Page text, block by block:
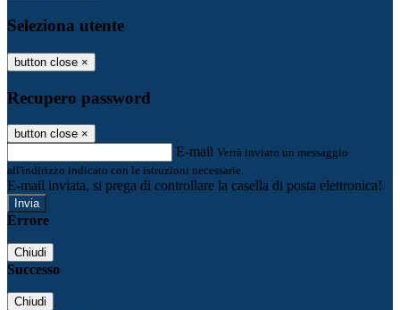
Seleziona utente
button close ×
Recupero password
button close ×
E-mail Verrà inviato un messaggio
all'indirizzo indicato con le istruzioni necessarie.
E-mail inviata, si prega di controllare la casella di posta elettronica!
Errore
Chiudi
Successo
Chiudi